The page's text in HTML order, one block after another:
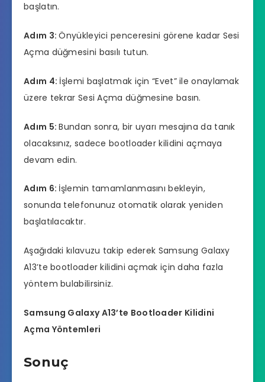
başlatın.
Adım 3:Önyükleyici penceresini görene kadar Sesi
Açma düğmesini basılı tutun.
Adım 4: İşlemi başlatmak için “Evet” ile onaylamak
üzere tekrar Sesi Açma düğmesine basın.
Adım 5:Bundan sonra, bir uyarı mesajına da tanık
olacaksınız, sadece bootloader kilidini açmaya
devam edin.
Adım 6: İşlemin tamamlanmasını bekleyin,
sonunda telefonunuz otomatik olarak yeniden
başlatılacaktır.
Aşağıdaki kılavuzu takip ederek Samsung Galaxy
A13’te bootloader kilidini açmak için daha fazla
yöntem bulabilirsiniz.
Samsung Galaxy A13’te Bootloader Kilidini
Açma Yöntemleri
Sonuç